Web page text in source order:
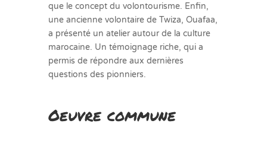
que le concept du volontourisme. Enfin,
une ancienne volontaire de Twiza, Ouafaa,
a présenté un atelier autour de la culture
marocaine. Un témoignage riche, qui a
permis de répondre aux dernières
questions des pionniers.
Oeuvre commune